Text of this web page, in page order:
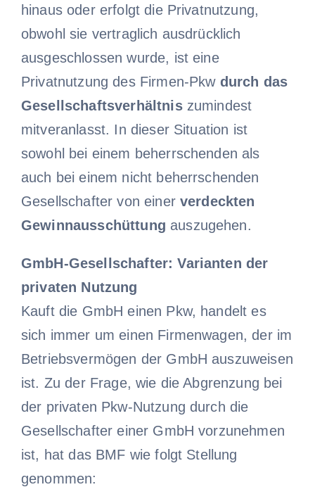
hinaus oder erfolgt die Privatnutzung,
obwohl sie vertraglich ausdrücklich
ausgeschlossen wurde, ist eine
Privatnutzung des Firmen-Pkw durch das
Gesellschaftsverhältniszumindest
mitveranlasst. In dieser Situation ist
sowohl bei einem beherrschenden als
auch bei einem nicht beherrschenden
Gesellschafter von einer verdeckten
Gewinnausschüttung auszugehen.
GmbH-Gesellschafter: Varianten der
privaten Nutzung
Kauft die GmbH einen Pkw, handelt es
sich immer um einen Firmenwagen, der im
Betriebsvermögen der GmbH auszuweisen
ist. Zu der Frage, wie die Abgrenzung bei
der privaten Pkw-Nutzung durch die
Gesellschafter einer GmbH vorzunehmen
ist, hat das BMF wie folgt Stellung
genommen: